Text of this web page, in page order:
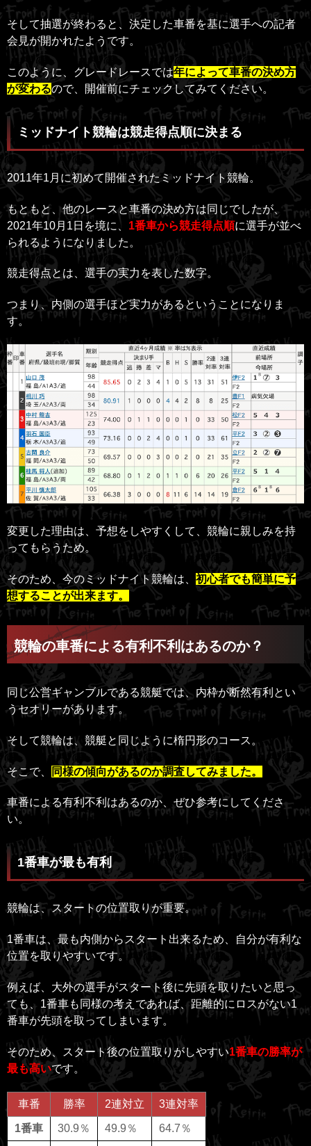
そして抽選が終わると、決定した車番を基に選手への記者
会見が開かれたようです。
このように、グレードレースでは年によって車番の決め方
が変わるので、開催前にチェックしてみてください。
ミッドナイト競輪は競走得点順に決まる
2011年1月に初めて開催されたミッドナイト競輪。
もともと、他のレースと車番の決め方は同じでしたが、
2021年10月1日を境に、 1番車から競走得点順に選手が並べ
られるようになりました。
競走得点とは、選手の実力を表した数字。
つまり、内側の選手ほど実力があるということになりま
す。
変更した理由は、予想をしやすくして、競輪に親しみを持
ってもらうため。
そのため、今のミッドナイト競輪は、 初心者でも簡単に予
想することが出来ます。
競輪の車番による有利不利はあるのか？
同じ公営ギャンブルである競艇では、内枠が断然有利とい
うセオリーがあります。
そして競輪は、競艇と同じように楕円形のコース。
そこで、 同様の傾向があるのか調査してみました。
車番による有利不利はあるのか、ぜひ参考にしてくださ
い。
1番車が最も有利
競輪は、スタートの位置取りが重要。
1番車は、最も内側からスタート出来るため、自分が有利な
位置を取りやすいです。
例えば、大外の選手がスタート後に先頭を取りたいと思っ
ても、1番車も同様の考えであれば、距離的にロスがない1
番車が先頭を取ってしまいます。
そのため、スタート後の位置取りがしやすい1番車の勝率が
最も高いです。
車番 勝率 2連対立 3連対率
1番車 30.9％ 49.9％ 64.7％